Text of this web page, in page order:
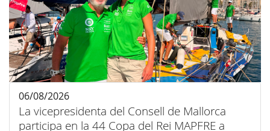
La vicepresidenta del Consell de Mallorca
participa en la 44 Copa del Rei MAPFRE a
06/08/2026